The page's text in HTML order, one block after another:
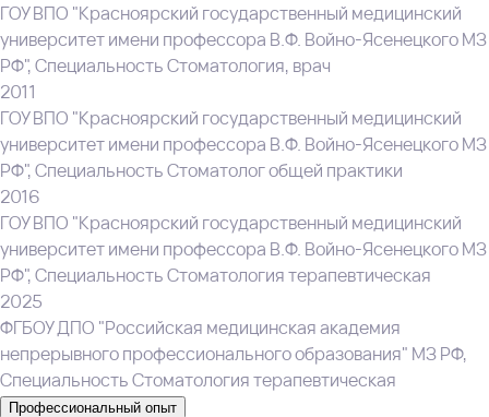
ГОУ ВПО "Красноярский государственный медицинский
университет имени профессора В.Ф. Войно-Ясенецкого МЗ
РФ", Специальность Стоматология, врач
2011
ГОУ ВПО "Красноярский государственный медицинский
университет имени профессора В.Ф. Войно-Ясенецкого МЗ
РФ", Специальность Стоматолог общей практики
2016
ГОУ ВПО "Красноярский государственный медицинский
университет имени профессора В.Ф. Войно-Ясенецкого МЗ
РФ", Специальность Стоматология терапевтическая
2025
ФГБОУ ДПО "Российская медицинская академия
непрерывного профессионального образования" МЗ РФ,
Специальность Стоматология терапевтическая
Профессиональный опыт